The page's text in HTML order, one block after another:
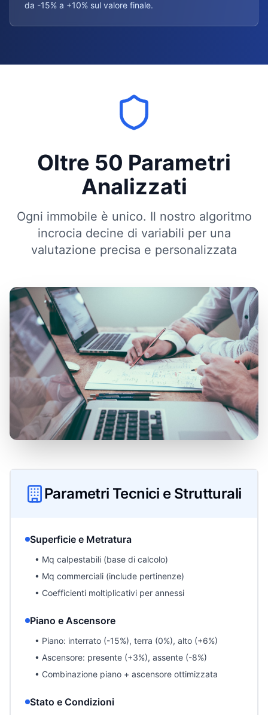
da -15% a +10% sul valore finale.
Oltre 50 Parametri
Analizzati
Ogni immobile è unico. Il nostro algoritmo
incrocia decine di variabili per una
valutazione precisa e personalizzata
Parametri Tecnici e Strutturali
Superficie e Metratura
• Mq calpestabili (base di calcolo)
• Mq commerciali (include pertinenze)
• Coefficienti moltiplicativi per annessi
Piano e Ascensore
• Piano: interrato (-15%), terra (0%), alto (+6%)
• Ascensore: presente (+3%), assente (-8%)
• Combinazione piano + ascensore ottimizzata
Stato e Condizioni